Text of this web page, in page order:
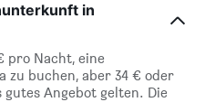
in
pro Nacht, eine
zu buchen, aber 34 € oder
Angebot gelten. Die